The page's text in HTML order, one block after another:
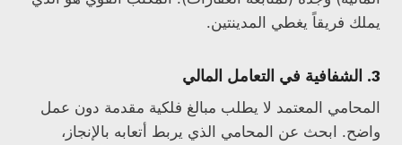
يملك فريقاً يغطي المدينتين.
3. الشفافية في التعامل المالي
المحامي المعتمد لا يطلب مبالغ فلكية مقدمة دون عمل
واضح. ابحث عن المحامي الذي يربط أتعابه بالإنجاز،